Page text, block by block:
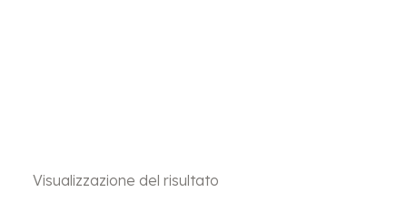
Visualizzazione del risultato